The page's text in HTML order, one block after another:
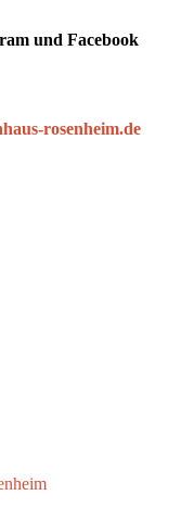
und Facebook
rosenheim.de